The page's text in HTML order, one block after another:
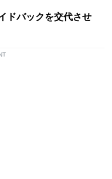
ドバックを交代させ